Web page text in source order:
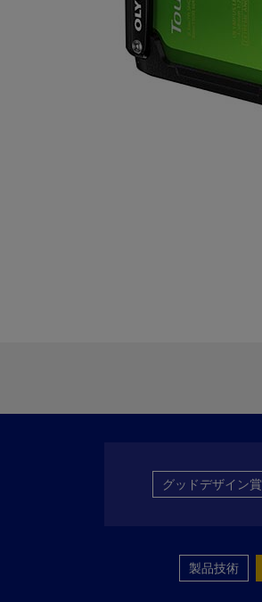
グッドデザイン賞
製品技術